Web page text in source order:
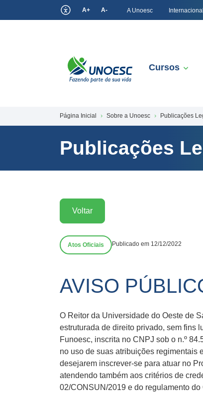
A+ A- A Unoesc
Cursos
Página Inicial Sobre a Unoesc Publicações
Publicações
Voltar
Atos Oficiais Publicado em 12/12/2022
AVISO
O Reitor da Universidade do Oeste de
estruturada de direito privado, sem fins
Funoesc, inscrita no CNPJ sob o n.º
no uso de suas atribuições regimentais
desejarem inscrever-se para atuar no
atendendo também aos critérios de
02/CONSUN/2019 e do regulamento